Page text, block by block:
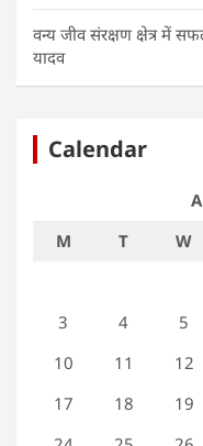
वन्य जीव संरक्षण क्षेत्र में
यादव
Calendar
M
T W
3
4 5
10
11 12
17
18 19